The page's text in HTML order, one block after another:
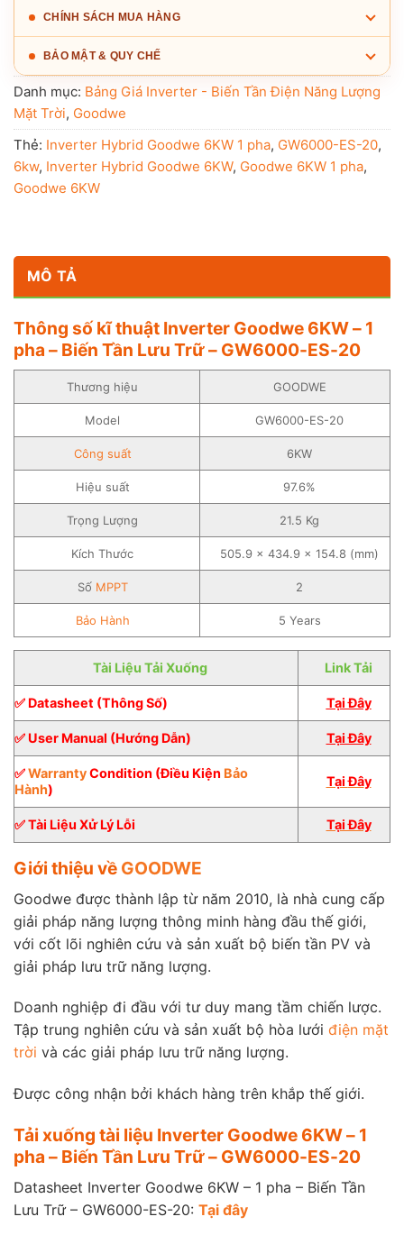
CHÍNH SÁCH MUA HÀNG
BẢO MẬT & QUY CHẾ
Danh mục: Bảng Giá Inverter - Biến Tần Điện Năng Lượng
Mặt Trời, Goodwe
Thẻ: Inverter Hybrid Goodwe 6KW 1 pha, GW6000-ES-20,
6kw, Inverter Hybrid Goodwe 6KW, Goodwe 6KW 1 pha,
Goodwe 6KW
MÔ TẢ
Thông số kĩ thuật Inverter Goodwe 6KW – 1
pha – Biến Tần Lưu Trữ – GW6000-ES-20
Thương hiệu GOODWE
Model GW6000-ES-20
Công suất 6KW
Hiệu suất 97.6%
Trọng Lượng 21.5 Kg
Kích Thước 505.9 × 434.9 × 154.8 (mm)
Số MPPT 2
Bảo Hành 5 Years
Tài Liệu Tải Xuống Link Tải
✅ Datasheet (Thông Số) Tại Đây
✅ User Manual (Hướng Dẫn) Tại Đây
✅WarrantyCondition (Điều Kiện Bảo
Hành)
TạiĐây
✅ Tài Liệu Xử Lý Lỗi Tại Đây
Giới thiệu về GOODWE
Goodwe được thành lập từ năm 2010, là nhà cung cấp
giải pháp năng lượng thông minh hàng đầu thế giới,
với cốt lõi nghiên cứu và sản xuất bộ biến tần PV và
giải pháp lưu trữ năng lượng.
Doanh nghiệp đi đầu với tư duy mang tầm chiến lược.
Tập trung nghiên cứu và sản xuất bộ hòa lưới điện mặt
trời và các giải pháp lưu trữ năng lượng.
Được công nhận bởi khách hàng trên khắp thế giới.
Tải xuống tài liệu Inverter Goodwe 6KW – 1
pha – Biến Tần Lưu Trữ – GW6000-ES-20
Datasheet Inverter Goodwe 6KW – 1 pha – Biến Tần
Lưu Trữ – GW6000-ES-20: Tại đây